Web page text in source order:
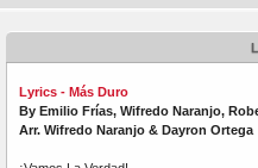
Lyrics - Más Duro
By Emilio Frías, Wifredo Naranjo,
Arr. Wifredo Naranjo & Dayron Ortega